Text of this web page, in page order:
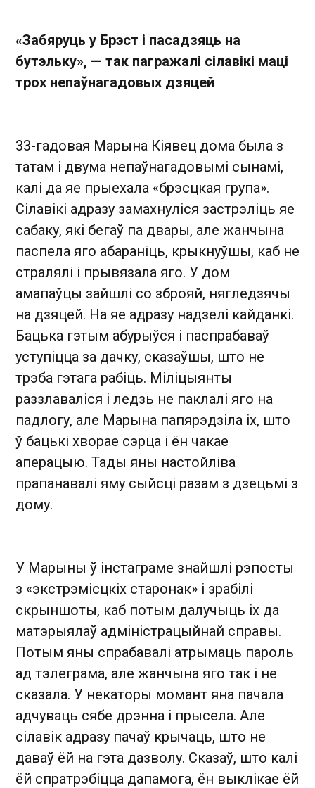
«Забяруць у Брэст і пасадзяць на
бутэльку», — так пагражалі сілавікі маці
трох непаўнагадовых дзяцей
33-гадовая Марына Кіявец дома была з
татам і двума непаўнагадовымі сынамі,
калі да яе прыехала «брэсцкая група».
Сілавікі адразу замахнуліся застрэліць яе
сабаку, які бегаў па двары, але жанчына
паспела яго абараніць, крыкнуўшы, каб не
стралялі і прывязала яго. У дом
амапаўцы зайшлі со зброяй, нягледзячы
на дзяцей. На яе адразу надзелі кайданкі.
Бацька гэтым абурыўся і паспрабаваў
уступіцца за дачку, сказаўшы, што не
трэба гэтага рабіць. Міліцыянты
раззлаваліся і ледзь не паклалі яго на
падлогу, але Марына папярэдзіла іх, што
ў бацькі хворае сэрца і ён чакае
аперацыю. Тады яны настойліва
прапанавалі яму сыйсці разам з дзецьмі з
дому.
У Марыны ў інстаграме знайшлі рэпосты
з «экстрэмісцкіх старонак» і зрабілі
скрыншоты, каб потым далучыць іх да
матэрыялаў адміністрацыйнай справы.
Потым яны спрабавалі атрымаць пароль
ад тэлеграма, але жанчына яго так і не
сказала. У некаторы момант яна пачала
адчуваць сябе дрэнна і прысела. Але
сілавік адразу пачаў крычаць, што не
даваў ёй на гэта дазволу. Сказаў, што калі
ёй спратрэбіцца дапамога, ён выклікае ёй